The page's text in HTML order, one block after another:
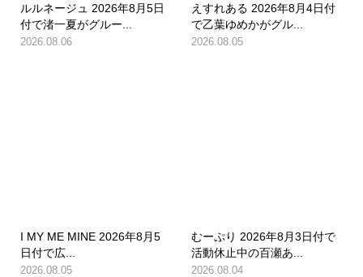
ルルネージュ 2026年8月5日
付で渚一夏がグルー...
2026.08.06
えすれある 2026年8月4日付
で乙葉ゆめかがグル...
2026.08.05
I MY ME MINE 2026年8月5
日付で広...
2026.08.05
むーぷり 2026年8月3日付で
活動休止中の百瀬あ...
2026.08.04